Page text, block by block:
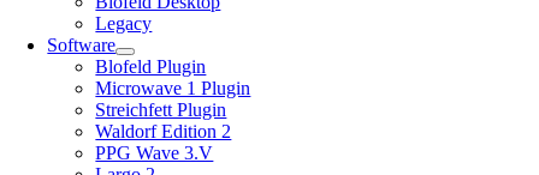
Legacy
Software
Blofeld Plugin
Microwave 1 Plugin
Streichfett Plugin
Waldorf Edition 2
PPG Wave 3.V